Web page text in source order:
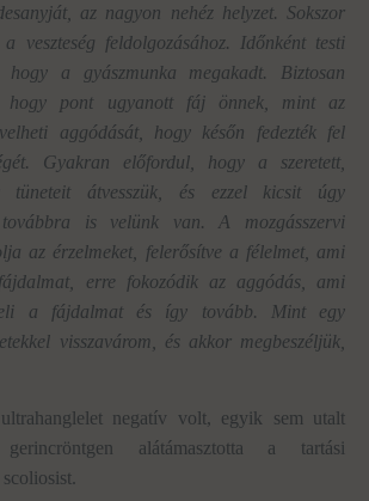
az nagyon nehéz helyzet. Sokszor
veszteség feldolgozásához. Időnként testi
hogy a gyászmunka megakadt. Biztosan
hogy pont ugyanott fáj önnek, mint az
aggódását, hogy későn fedezték fel
Gyakran előfordul, hogy a szeretett,
tüneteit átvesszük, és ezzel kicsit úgy
is velünk van. A mozgásszervi
az érzelmeket, felerősítve a félelmet, ami
erre fokozódik az aggódás, ami
a fájdalmat és így tovább. Mint egy
visszavárom, és akkor megbeszéljük,
negatív volt, egyik sem utalt
alátámasztotta a tartási
scoliosist.